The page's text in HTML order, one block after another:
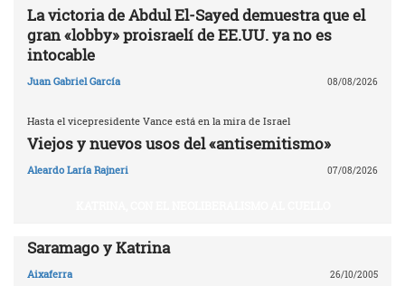
La victoria de Abdul El-Sayed demuestra que el
gran «lobby» proisraelí de EE.UU. ya no es
intocable
Juan Gabriel García 08/08/2026
Hasta el vicepresidente Vance está en la mira de Israel
Viejos y nuevos usos del «antisemitismo»
Aleardo Laría Rajneri 07/08/2026
Saramago y Katrina
Aixaferra 26/10/2005